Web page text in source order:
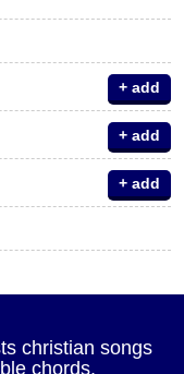
+ add
+ add
+ add
christian songs
chords.